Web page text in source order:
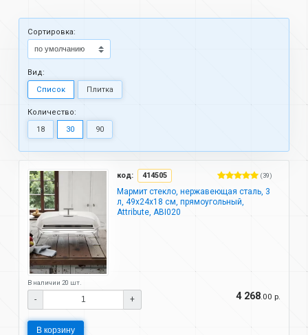
Cортировка:
Вид:
Список
Плитка
Количество:
18
30 90
код: 414505 (39)
Мармит стекло, нержавеющая сталь, 3
л, 49х24х18 см, прямоугольный,
Attribute, ABI020
В наличии 20 шт.
- + 4 268.00 р.
В корзину